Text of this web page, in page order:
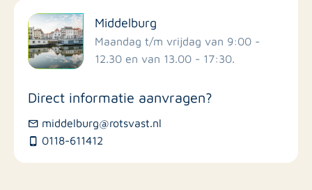
Scholen
Busstations
Middelburg
Maandag t/m vrijdag van 9:00 -
12.30 en van 13.00 - 17:30.
Direct informatie aanvragen?
middelburg@rotsvast.nl
0118-611412